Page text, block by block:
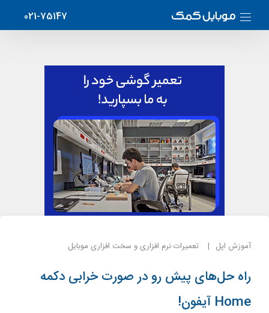
021-75147
آموزش اپل تعمیرات نرم افزاری و سخت افزاری موبایل
راه حل‌های پیش رو در صورت خرابی دکمه
Home آیفون!